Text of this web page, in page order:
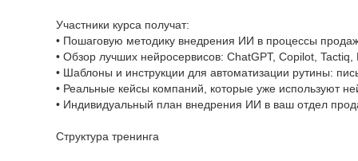
Участники курса получат:
• Пошаговую методику внедрения ИИ в процессы
• Обзор лучших нейросервисов: ChatGPT, Copilot,
• Шаблоны и инструкции для автоматизации рутины:
• Реальные кейсы компаний, которые уже используют
• Индивидуальный план внедрения ИИ в ваш отдел
Структура тренинга